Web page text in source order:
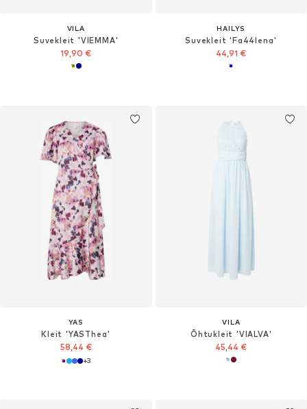
VILA
Suvekleit 'VIEMMA'
19,90 €
HAILYS
Suvekleit 'Fa44lena'
44,91 €
YAS
Kleit 'YASThea'
58,44 €
+3
VILA
Õhtukleit 'VIALVA'
45,44 €